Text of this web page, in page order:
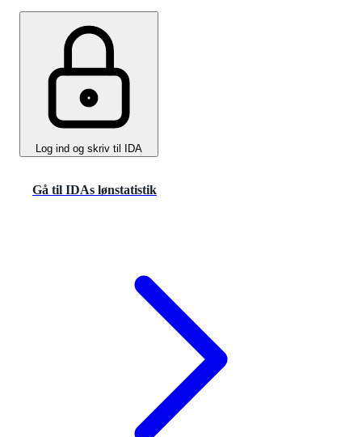
Log ind og skriv til IDA
Gå til IDAs lønstatistik